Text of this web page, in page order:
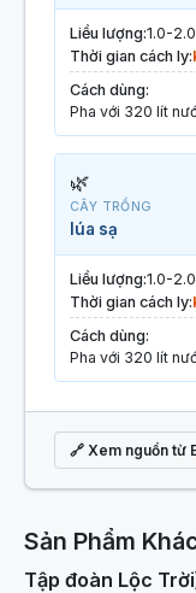
Liều lượng:1.0-
Thời gian cách ly:
Cách dùng:
Pha với 320 lít
🌿
CÂY TRỒNG
lúa sạ
Liều lượng:1.0-
Thời gian cách ly:
Cách dùng:
Pha với 320 lít
🔗 Xem nguồn từ
Sản Phẩm
Tập đoàn Lộc